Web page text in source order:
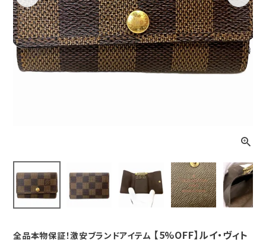
Previous Next
全品本物保証！激安ブランドアイテム 【5%OFF】ルイ・ヴィト